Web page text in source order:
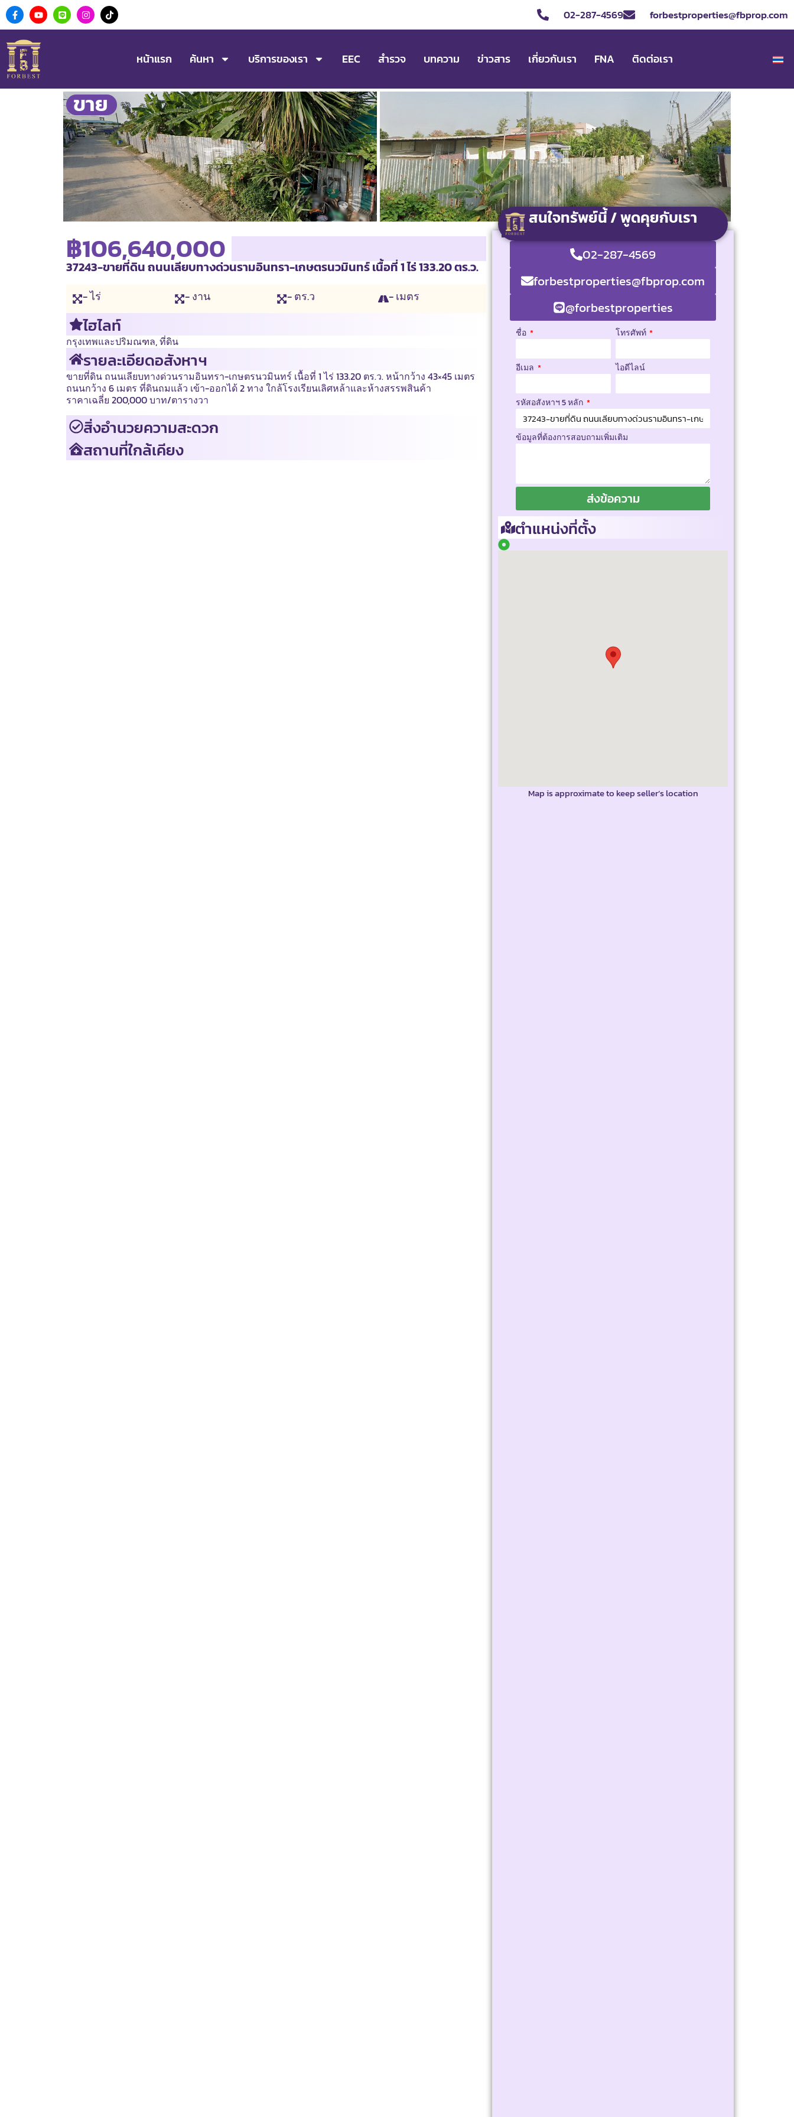
02-287-4569 forbestproperties@fbprop.com
หน้าแรก ค้นหา บริการของเรา EEC สำรวจ บทความ ข่าวสาร เกี่ยวกับเรา FNA ติดต่อเรา
ขาย
฿106,640,000
37243-ขายที่ดิน ถนนเลียบทางด่วนรามอินทรา-เกษตรนวมินทร์ เนื้อที่ 1 ไร่ 133.20 ตร.ว.
- ไร่ - งาน - ตร.ว - เมตร
ไฮไลท์
กรุงเทพและปริมณฑล,ที่ดิน
รายละเอียดอสังหาฯ
ขายที่ดิน ถนนเลียบทางด่วนรามอินทรา-เกษตรนวมินทร์ เนื้อที่ 1 ไร่ 133.20 ตร.ว. หน้ากว้าง 43×45 เมตร
ถนนกว้าง 6 เมตร ที่ดินถมแล้ว เข้า-ออกได้ 2 ทาง ใกล้โรงเรียนเลิศหล้าและห้างสรรพสินค้า
ราคาเฉลี่ย 200,000 บาท/ตารางวา
สิ่งอำนวยความสะดวก
สถานที่ใกล้เคียง
สนใจทรัพย์นี้ / พูดคุยกับเรา
02-287-4569
forbestproperties@fbprop.com
@forbestproperties
ชื่อ โทรศัพท์
อีเมล ไอดีไลน์
รหัสอสังหาฯ 5 หลัก
ข้อมูลที่ต้องการสอบถามเพิ่มเติม
ส่งข้อความ
ตำแหน่งที่ตั้ง
Map is approximate to keep seller’s location